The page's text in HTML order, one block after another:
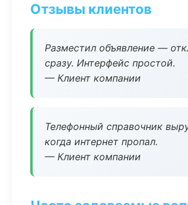
Отзывы клиентов
Разместил объявление —
сразу. Интерфейс простой.
— Клиент компании
Телефонный справочник
когда интернет пропал.
— Клиент компании